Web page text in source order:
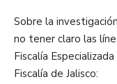
Sobre la
no tener claro las
Fiscalía
Fiscalía de Jalisco: